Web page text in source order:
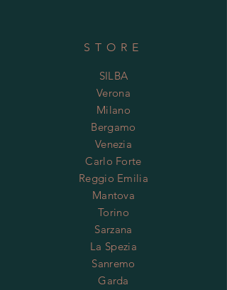
STORE
SILBA
Verona
Milano
Bergamo
Venezia
Carlo Forte
Reggio Emilia
Mantova
Torino
Sarzana
La Spezia
Sanremo
Garda